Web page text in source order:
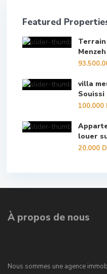
Featured
Terrain
villa
Souissi
louer
20.000
À propos de nous
Nous sommes une agence